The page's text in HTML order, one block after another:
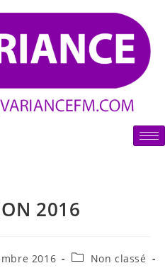
2016
2016
Non classé